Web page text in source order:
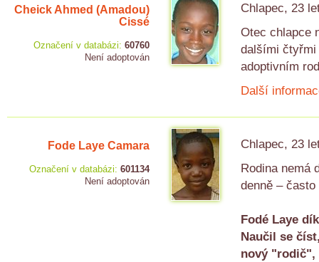
Cheick Ahmed (Amadou)
Cissé
Označení v databázi: 60760
Není adoptován
Chlapec, 23
Otec chlapce
dalšími čtyřmi
adoptivním
Další
Fode Laye Camara
Označení v databázi: 601134
Není adoptován
Chlapec, 23
Rodina nemá
denně –
Fodé Laye
Naučil se
nový "rodič",